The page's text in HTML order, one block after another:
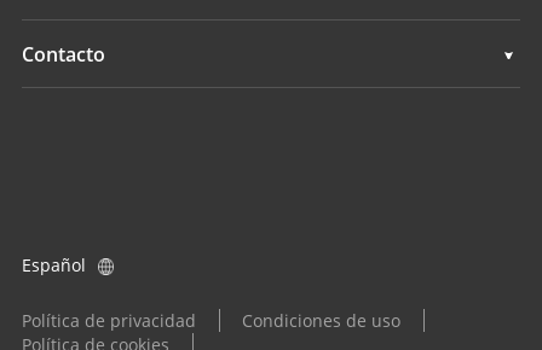
Servicios de posicionamiento
Levantamientos hidrográficos
Descripción general
Contacto
Política de privacidad
Condiciones de uso
Política de cookies
Español